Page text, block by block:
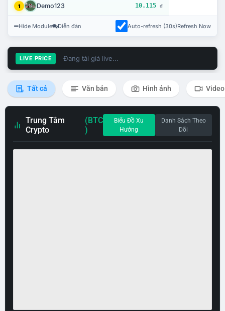
1 Demo123 10.115 đ
Hide Module Diễn đàn Auto-refresh (30s)Refresh Now
LIVE PRICE Đang tải giá live...
Tất cả Văn bản Hình ảnh Video
Trung Tâm
Crypto
(BTC
)
Biểu Đồ Xu
Hướng
Danh Sách Theo
Dõi